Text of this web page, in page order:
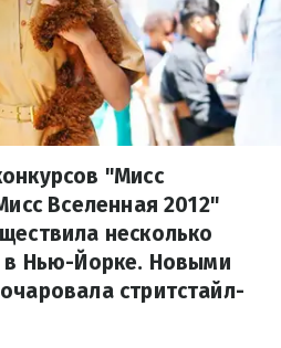
"Мисс
Вселенная 2012"
несколько
в Нью-Йорке. Новыми
стритстайл-